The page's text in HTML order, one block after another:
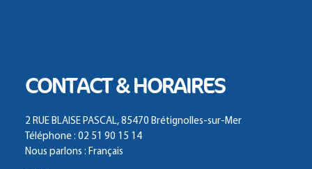
CONTACT & HORAIRES
2 RUE BLAISE PASCAL, 85470 Brétignolles-sur-Mer
Téléphone : 02 51 90 15 14
Nous parlons : Français